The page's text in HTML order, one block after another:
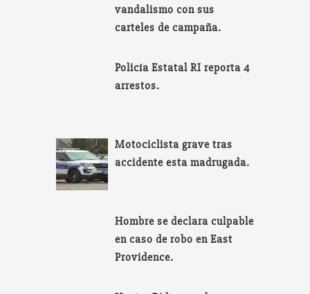
vandalismo con sus
carteles de campaña.
Policía Estatal RI reporta 4
arrestos.
Motociclista grave tras
accidente esta madrugada.
Hombre se declara culpable
en caso de robo en East
Providence.